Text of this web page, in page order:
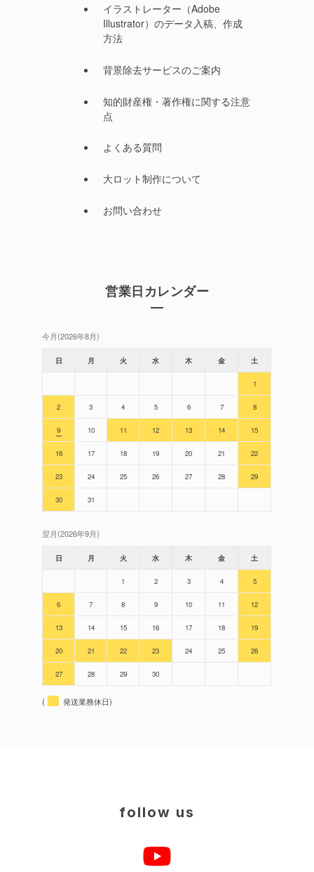
イラストレーター（Adobe
Illustrator）のデータ入稿、作成
方法
背景除去サービスのご案内
知的財産権・著作権に関する注意
点
よくある質問
大ロット制作について
お問い合わせ
営業日カレンダー
今月(2026年8月)
日 月 火 水 木 金 土
1
2 3 4 5 6 7 8
9 10 11 12 13 14 15
16 17 18 19 20 21 22
23 24 25 26 27 28 29
30 31
翌月(2026年9月)
日 月 火 水 木 金 土
1 2 3 4 5
6 7 8 9 10 11 12
13 14 15 16 17 18 19
20 21 22 23 24 25 26
27 28 29 30
( 発送業務休日)
follow us